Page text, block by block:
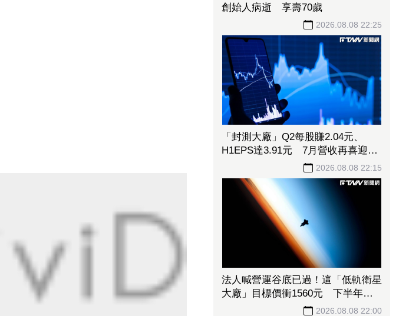
創始人病逝 享壽70歲
2026.08.08 22:25
「封測大廠」Q2每股賺2.04元、
H1EPS達3.91元 7月營收再喜迎年
2026.08.08 22:15
法人喊營運谷底已過！這「低軌衛星
大廠」目標價衝1560元 下半年出
貨回溫、營收估成長20%2026.08.08 22:00